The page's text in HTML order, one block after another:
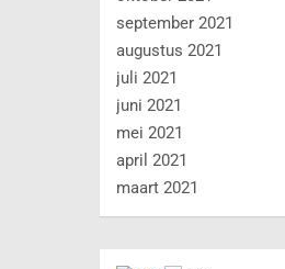
september 2021
augustus 2021
juli 2021
juni 2021
mei 2021
april 2021
maart 2021